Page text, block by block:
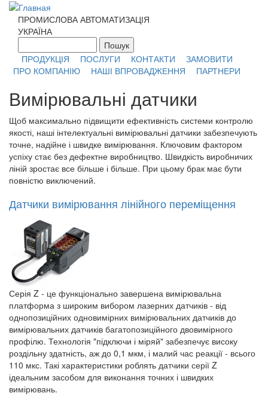
Перейти к основному содержанию
ПРОМИСЛОВА АВТОМАТИЗАЦІЯ
УКРАЇНА
Форма поиска
ПРОДУКЦІЯ
ПОСЛУГИ КОНТАКТИ
ЗАМОВИТИ
ПРО КОМПАНІЮ
НАШІ ВПРОВАДЖЕННЯ ПАРТНЕРИ
Вимірювальні датчики
Щоб максимально підвищити ефективність системи контролю
якості, наші інтелектуальні вимірювальні датчики забезпечують
точне, надійне і швидке вимірювання. Ключовим фактором
успіху стає без дефектне виробництво. Швидкість виробничих
ліній зростає все більше і більше. При цьому брак має бути
повністю виключений.
Датчики вимірювання лінійного переміщення
Серія Z - це функціонально завершена вимірювальна
платформа з широким вибором лазерних датчиків - від
однопозиційних одновимірних вимірювальних датчиків до
вимірювальних датчиків багатопозиційного двовимірного
профілю. Технологія "підключи і міряй" забезпечує високу
роздільну здатність, аж до 0,1 мкм, і малий час реакції - всього
110 мкс. Такі характеристики роблять датчики серії Z
ідеальним засобом для виконання точних і швидких
вимірювань.